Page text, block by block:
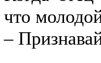
что
–